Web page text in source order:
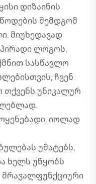
დიზაინის
შემდგომ
მიუხედავად
პირადი ლოგოს,
სასწავლო
ჩვენ
უნიკალურ
იოლად
უმატებს,
ხელს უწყობს
მრავალფუნქციური